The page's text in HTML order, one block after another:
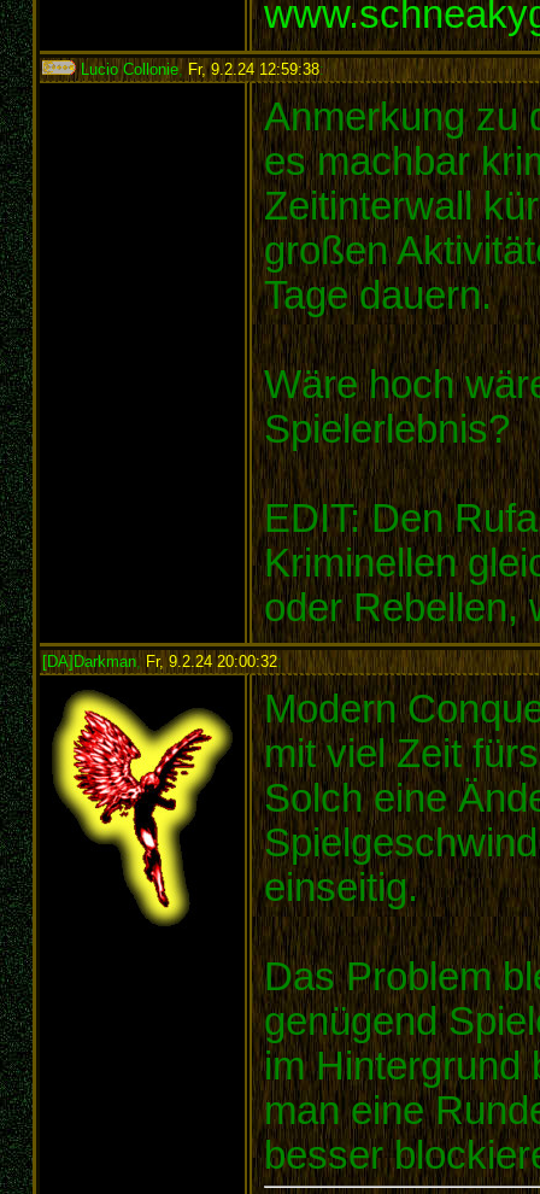
Lucio Collonie, Fr, 9.2.24 12:59:38:
Anmerkung zu
es machbar
Zeitinterwall
großen
Tage dauern.
Wäre hoch
Spielerlebnis?
EDIT: Den
Kriminellen
oder Rebellen,
[DA]Darkman, Fr, 9.2.24 20:00:32:
Modern
mit viel Zeit
Solch eine
einseitig.
Das Problem
genügend
im Hintergrund
man eine
besser